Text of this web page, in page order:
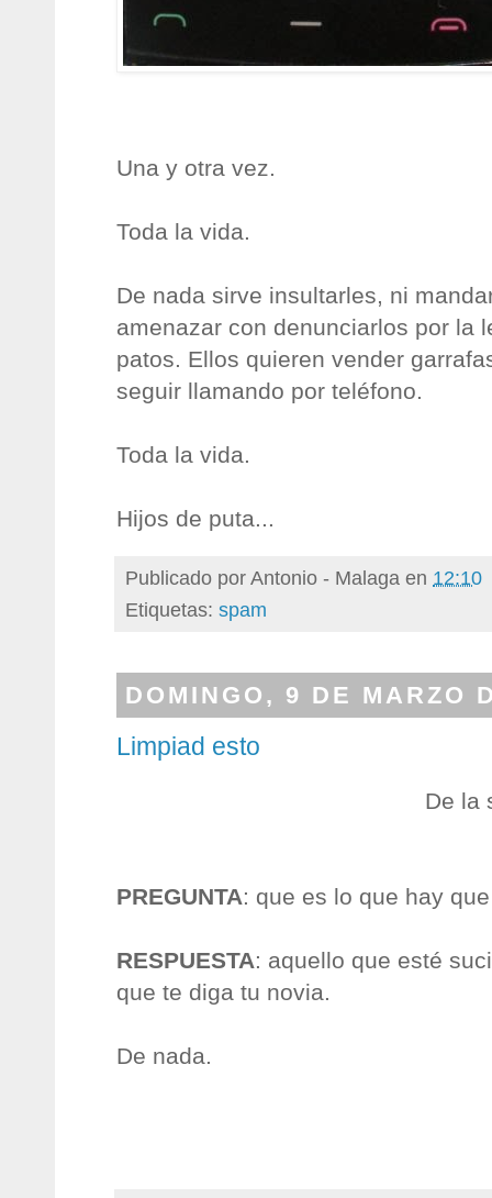
Una y otra vez.
Toda la vida.
De nada sirve insultarles, ni
amenazar con denunciarlos por la
patos. Ellos quieren vender
seguir llamando por teléfono.
Toda la vida.
Hijos de puta...
Publicado porAntonio - Malaga en 12:10
Etiquetas: spam
DOMINGO, 9 DE MARZO
Limpiad esto
De la
PREGUNTA: que es lo que hay
RESPUESTA: aquello que esté
que te diga tu novia.
De nada.